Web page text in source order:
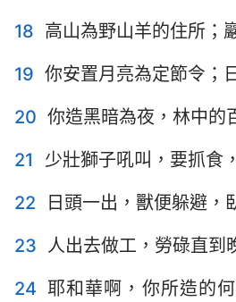
29
30 31 32
36
37 38 39
43
44 45 46
64
65 66 67
71
72 73 74
18 高山為野山羊的住所；
19 你安置月亮為定節令；
20 你造黑暗為夜，林中的
21
少壯獅子吼叫，要抓食
22
日頭一出，獸便躲避，
23 人出去做工，勞碌直到
24 耶和華啊，你所造的